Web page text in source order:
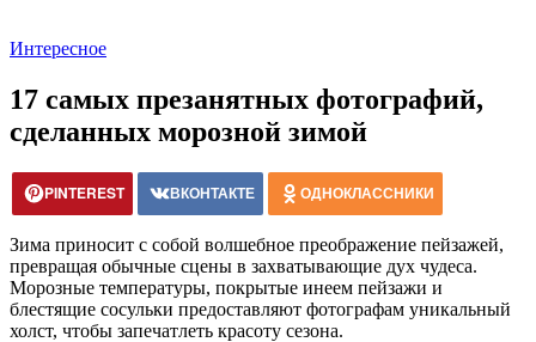
Интересное
17 самых презанятных фотографий,
сделанных морозной зимой
PINTEREST ВКОНТАКТЕ ОДНОКЛАССНИКИ
Зима приносит с собой волшебное преображение пейзажей,
превращая обычные сцены в захватывающие дух чудеса.
Морозные температуры, покрытые инеем пейзажи и
блестящие сосульки предоставляют фотографам уникальный
холст, чтобы запечатлеть красоту сезона.